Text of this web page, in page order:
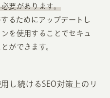
要があります。
るためにアップデートし
を使用することでセキュ
ができます。
し続けるSEO対策上のリ